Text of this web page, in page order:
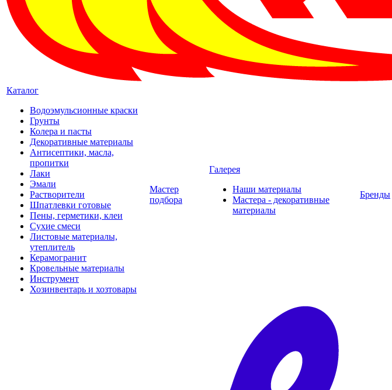
Каталог
Водоэмульсионные краски
Грунты
Колера и пасты
Декоративные материалы
Антисептики, масла,
пропитки
Лаки
Эмали
Растворители
Шпатлевки готовые
Пены, герметики, клеи
Сухие смеси
Листовые материалы,
утеплитель
Керамогранит
Кровельные материалы
Инструмент
Хозинвентарь и хозтовары
Мастер
подбора
Галерея
Наши материалы
Мастера - декоративные
материалы
Бренды